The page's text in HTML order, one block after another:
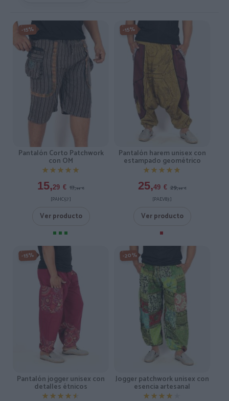
-15%
Pantalón Corto Patchwork
con OM
★★★★★
★★★★★
15,29 € 17,99 €
[PAHC57 ]
Ver producto
-15%
Pantalón harem unisex con
estampado geométrico
★★★★★
★★★★★
25,49 € 29,99 €
[PAEV83 ]
Ver producto
-15%
Pantalón jogger unisex con
detalles étnicos
★★★★★
★★★★★
-20%
Jogger patchwork unisex con
esencia artesanal
★★★★★
★★★★★